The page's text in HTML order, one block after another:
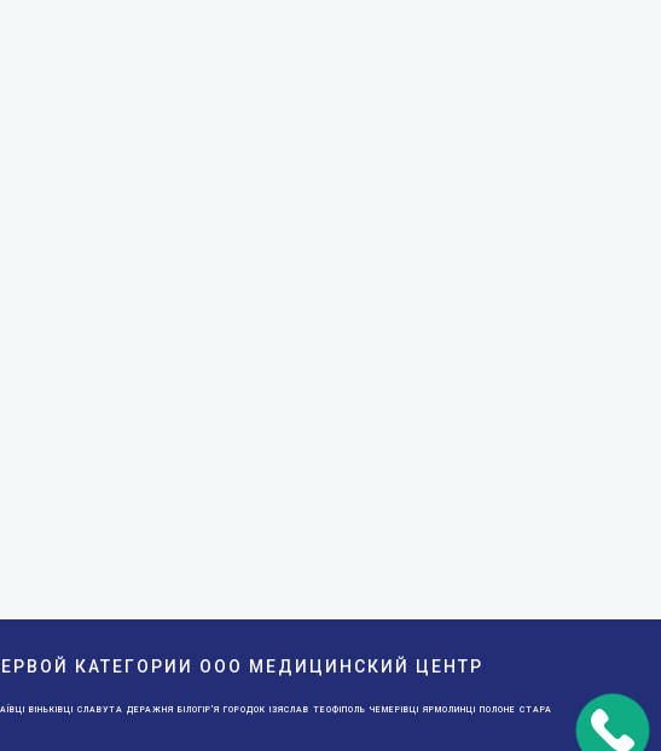
КАТЕГОРИИ ООО МЕДИЦИНСКИЙ ЦЕНТР
ВІНЬКІВЦІ СЛАВУТА ДЕРАЖНЯ БІЛОГІР'Я ГОРОДОК ІЗЯСЛАВ ТЕОФІПОЛЬ ЧЕМЕРІВЦІ ЯРМОЛИНЦІ ПОЛОНЕ СТАРА